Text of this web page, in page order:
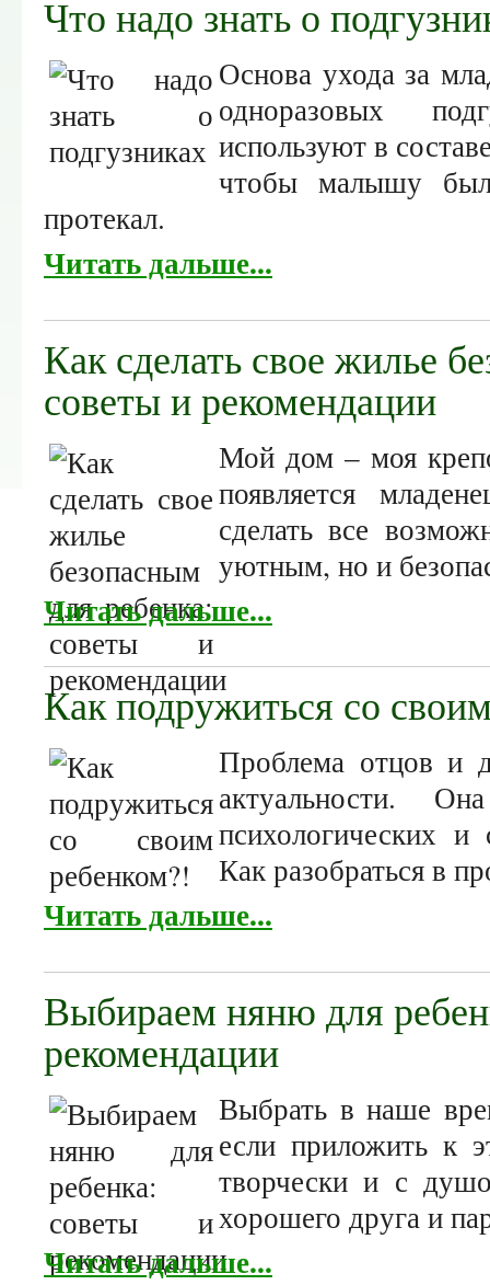
Что надо знать о
Основа ухода за
одноразовых
используют в
чтобы малышу
протекал.
Читать дальше...
Как сделать свое жилье
советы и рекомендации
Мой дом – моя
появляется
сделать все
уютным, но и
Читать дальше...
Как подружиться со
Проблема отцов и
актуальности.
психологических и
Как разобраться в
Читать дальше...
Выбираем няню для
рекомендации
Выбрать в наше
если приложить к
творчески и с
хорошего друга и
Читать дальше...